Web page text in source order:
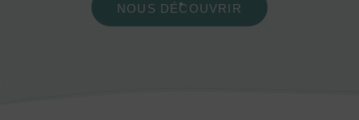
NOUS DÉCOUVRIR